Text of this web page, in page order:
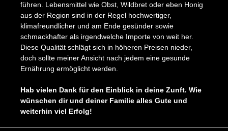
führen. Lebensmittel wie Obst, Wildbret oder eben Honig
aus der Region sind in der Regel hochwertiger,
klimafreundlicher und am Ende gesünder sowie
schmackhafter als irgendwelche Importe von weit her.
Diese Qualität schlägt sich in höheren Preisen nieder,
doch sollte meiner Ansicht nach jedem eine gesunde
Ernährung ermöglicht werden.
Hab vielen Dank für den Einblick in deine Zunft. Wie
wünschen dir und deiner Familie alles Gute und
weiterhin viel Erfolg!